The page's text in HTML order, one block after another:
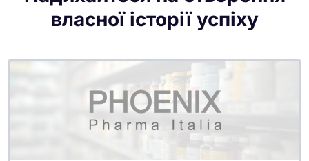
власної історії успіху